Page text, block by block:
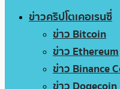
ข่าวคริปโตเคอเรนซี่
ข่าว Bitcoin
ข่าว Ethereum
ข่าว Binance